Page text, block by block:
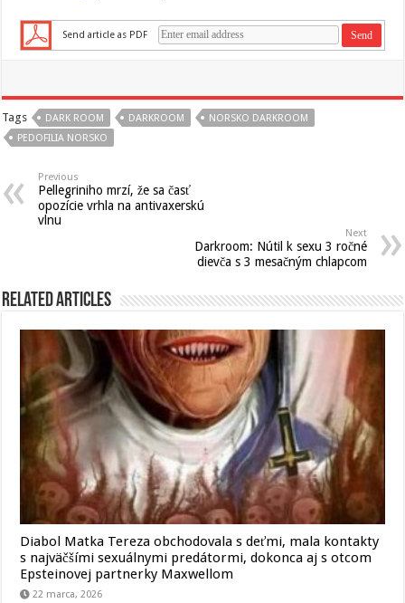
Send article as PDF
Tags DARK ROOM DARKROOM
NORSKO DARKROOM
PEDOFILIA NORSKO
Previous
Pellegriniho mrzí, že sa časť
opozície vrhla na antivaxerskú
vlnu
Next
Darkroom: Nútil k sexu 3 ročné
dievča s 3 mesačným chlapcom
Related Articles
Diabol Matka Tereza obchodovala s deťmi, mala kontakty
s najväčšími sexuálnymi predátormi, dokonca aj s otcom
Epsteinovej partnerky Maxwellom
22 marca, 2026